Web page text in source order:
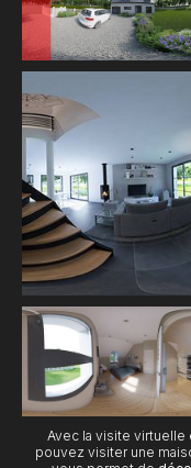
Avec la visite virtuelle
pouvez visiter une